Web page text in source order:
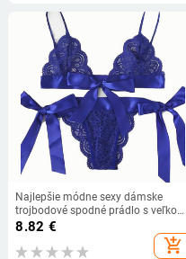
Najlepšie módne sexy dámske
trojbodové spodné prádlo s veľkou
mašľou, európske a americké
veľkoobchod
8.82 €
add_shopping_cart